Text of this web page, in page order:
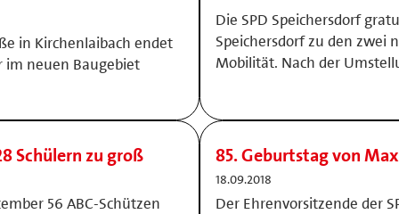
in Kirchenlaibach endet
im neuen Baugebiet
Die SPD Speichersdorf
Speichersdorf zu den zwei
Mobilität. Nach der
Schülern zu groß
56 ABC-Schützen
85. Geburtstag von
18.09.2018
Der Ehrenvorsitzende der